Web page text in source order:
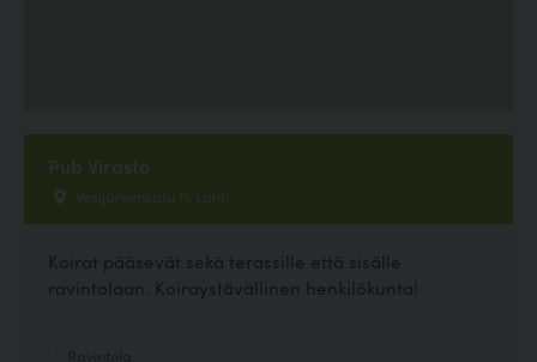
Pub Virasto
Vesijärvenkatu 11, Lahti
Koirat pääsevät sekä terassille että sisälle
ravintolaan. Koiraystävällinen henkilökunta!